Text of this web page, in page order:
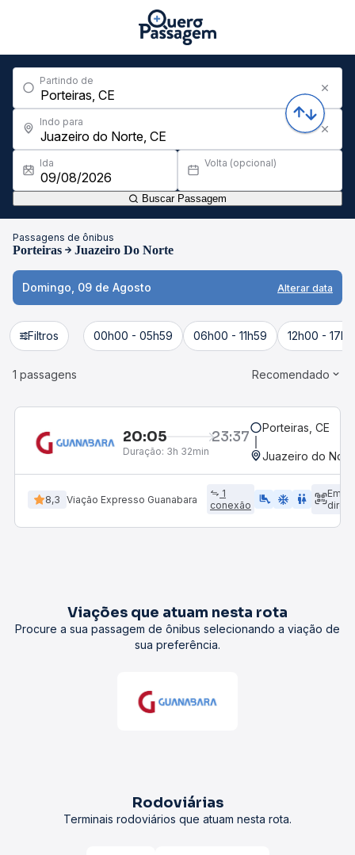
Partindo de
Indo para
Ida Volta (opcional)
Buscar Passagem
Passagens de ônibus
Porteiras Juazeiro Do Norte
Domingo, 09 de Agosto Alterar data
Filtros 00h00 - 05h59 06h00 - 11h59 12h00 -
1 passagens Recomendado
20:05 23:37
Duração: 3h 32min
Porteiras, CE
Juazeiro do
8,3 Viação Expresso Guanabara
1
conexão
airline_seat_legroom_extra ac_unit wc
direto
Viações que atuam nesta rota
Procure a sua passagem de ônibus selecionando a viação de
sua preferência.
Rodoviárias
Terminais rodoviários que atuam nesta rota.